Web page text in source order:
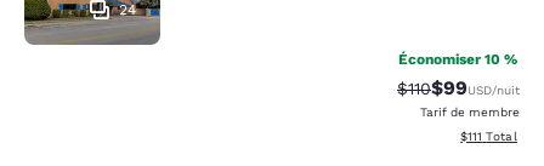
24
Économiser 10 %
Tarif barré :
$110Tarif réduit :
$99USD/nuit
Tarif de membre
Afficher les
$111 Total